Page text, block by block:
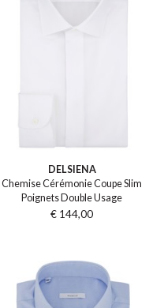
DELSIENA
Chemise Cérémonie Coupe Slim
Poignets Double Usage
€ 144,00